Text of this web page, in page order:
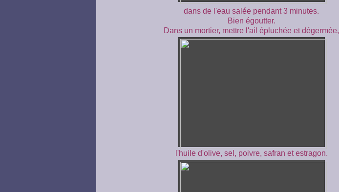
dans de l'eau salée pendant 3 minutes.
Bien égoutter.
Dans un mortier, mettre l'ail épluchée et dégermée,
l'huile d'olive, sel, poivre, safran et estragon.